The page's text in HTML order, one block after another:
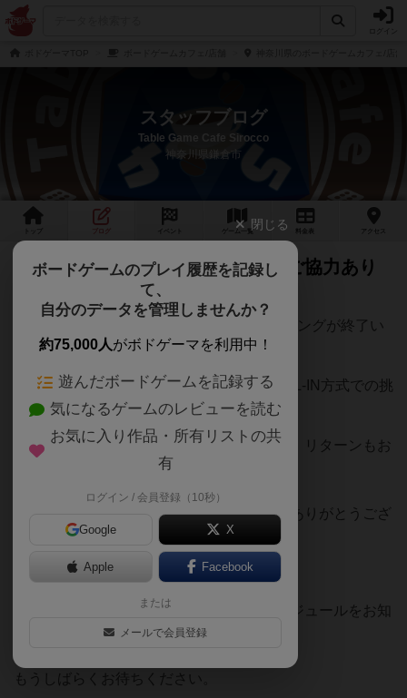
スタッフブログ
Table Game Cafe Sirocco
神奈川県鎌倉市
ゲーム 一覧 料金 アクセス
クラウドファンディング終了！ ご協力あり
がとうございました！
7/31に当店による2回目クラウドファンディングが終了い
たしました。
目標額には届きませんでしたが、今回はALL-IN方式での挑
戦ですので、
目標額未達でも皆様のご支援は届きますし、リターンもお
送りすることができます。
大勢の皆様からご支援いただき、まことにありがとうござ
いました。
近日中に結果集計を行い、今後の対応スケジュールをお知
らせいたしますので、
もうしばらくお待ちください。
閉じる
ボードゲームのプレイ履歴を記録し
て、
自分のデータを管理しませんか？
約75,000人がボドゲーマを利用中！
遊んだボードゲームを記録する
気になるゲームのレビューを読む
お気に入り作品・所有リストの共
有
ログイン / 会員登録（10秒）
Google X
Apple Facebook
または
メールで会員登録